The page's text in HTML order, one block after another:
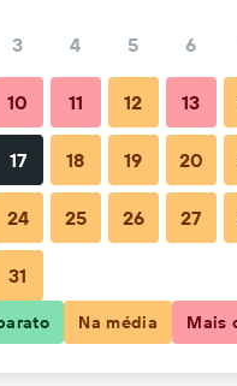
perguntas frequentes
Hotel Sendai
8 2
3 4 5 6
10 11 12 13
17 18 19 20
24 25 26 27
31
Na média Mais